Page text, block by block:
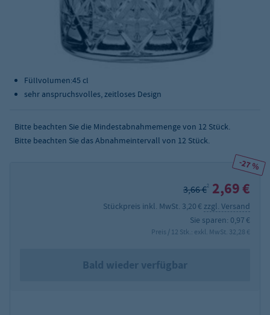
Produktmaße (HxØ): ca. 161 x 77,5 mm
Füllvolumen:45 cl
sehr anspruchsvolles, zeitloses Design
Bitte beachten Sie die Mindestabnahmemenge von 12 Stück.
Bitte beachten Sie das Abnahmeintervall von 12 Stück.
-27 %
3,66 €2 2,69 €
Stückpreis inkl. MwSt. 3,20 € zzgl. Versand
Sie sparen: 0,97 €
Preis / 12 Stk.: exkl. MwSt. 32,28 €
Bald wieder verfügbar